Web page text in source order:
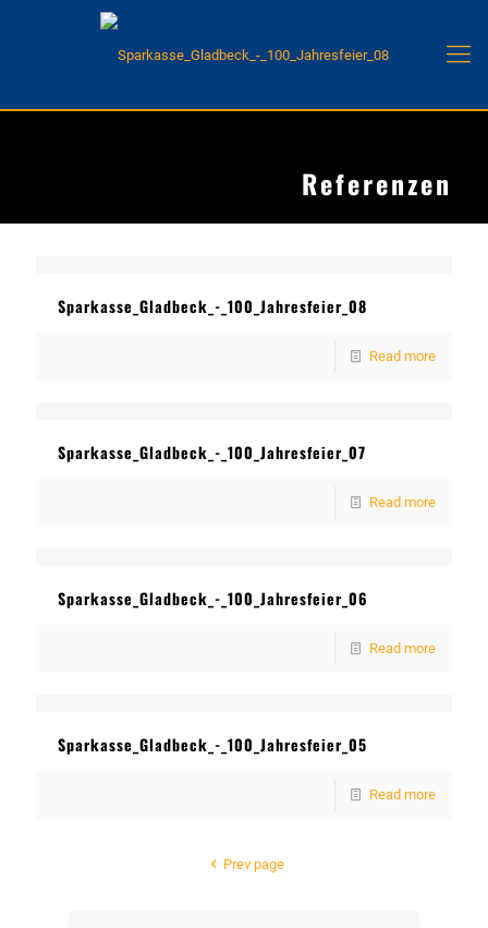
Referenzen
Sparkasse_Gladbeck_-_100_Jahresfeier_08
Read more
Sparkasse_Gladbeck_-_100_Jahresfeier_07
Read more
Sparkasse_Gladbeck_-_100_Jahresfeier_06
Read more
Sparkasse_Gladbeck_-_100_Jahresfeier_05
Read more
Prev page